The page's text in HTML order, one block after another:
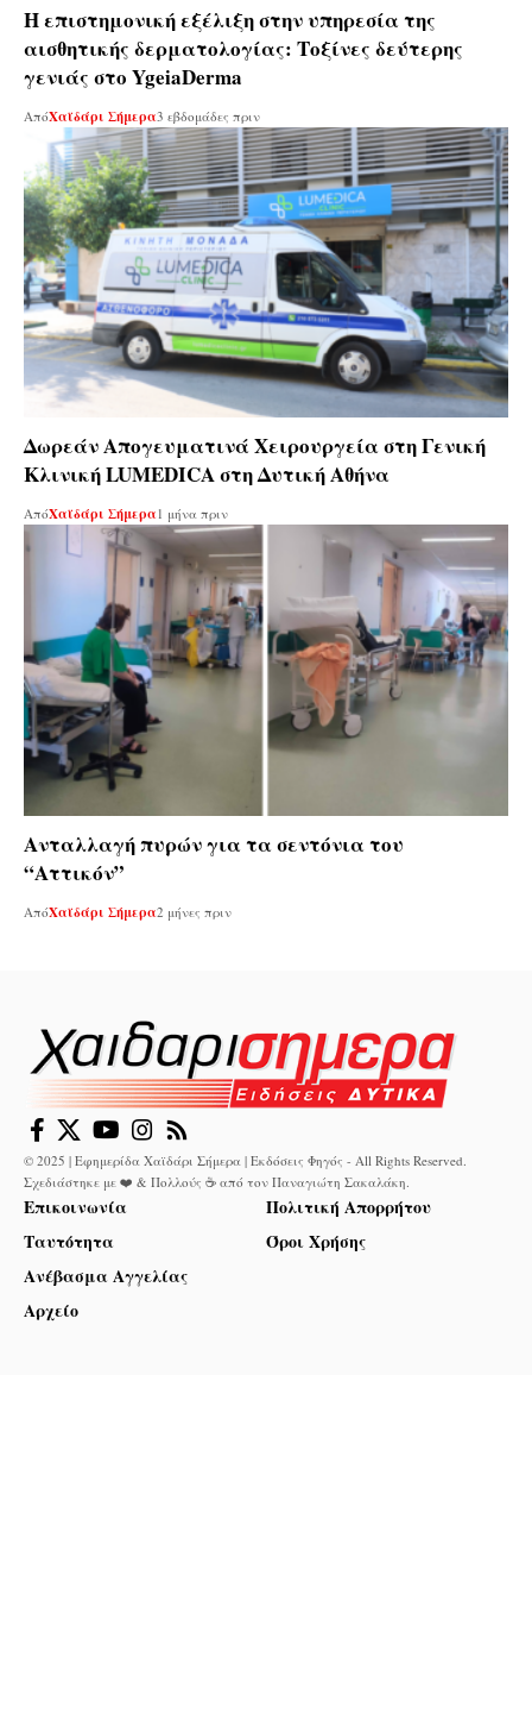
Η επιστημονική εξέλιξη στην υπηρεσία της
αισθητικής δερματολογίας: Tοξίνες δεύτερης
γενιάς στο YgeiaDerma
ΑπόΧαϊδάρι Σήμερα3 εβδομάδες πριν
Δωρεάν Απογευματινά Χειρουργεία στη Γενική
Κλινική LUMEDICA στη Δυτική Αθήνα
ΑπόΧαϊδάρι Σήμερα1 μήνα πριν
Ανταλλαγή πυρών για τα σεντόνια του
“Αττικόν”
ΑπόΧαϊδάρι Σήμερα2 μήνες πριν
© 2025 | Εφημερίδα Χαϊδάρι Σήμερα | Εκδόσεις Φηγός - All Rights Reserved.
Σχεδιάστηκε με ❤️ & Πολλούς ☕ από τον Παναγιώτη Σακαλάκη
Επικοινωνία
Ταυτότητα
Ανέβασμα Αγγελίας
Αρχείο
Πολιτική Απορρήτου
Όροι Χρήσης